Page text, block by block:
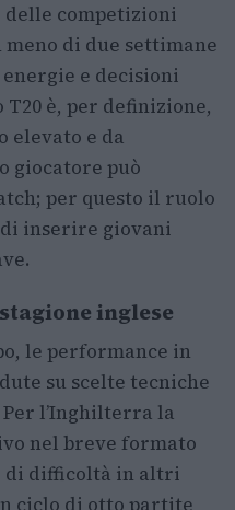
delle competizioni
di due settimane
e decisioni
è, per definizione,
elevato e da
giocatore può
per questo il ruolo
inserire giovani
inglese
le performance in
su scelte tecniche
l’Inghilterra la
nel breve formato
di difficoltà in altri
ciclo di otto partite